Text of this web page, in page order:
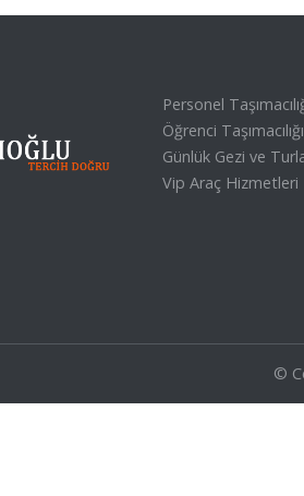
Personel
Öğrenci Taşımacılığı
Günlük Gezi ve
Vip Araç Hizmetleri
©